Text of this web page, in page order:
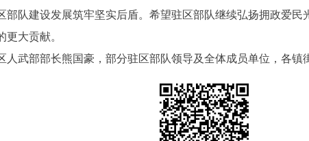
部队建设发展筑牢坚实后盾。希望驻区部队继续弘扬拥政爱
大贡献。
部部长熊国豪，部分驻区部队领导及全体成员单位，各镇